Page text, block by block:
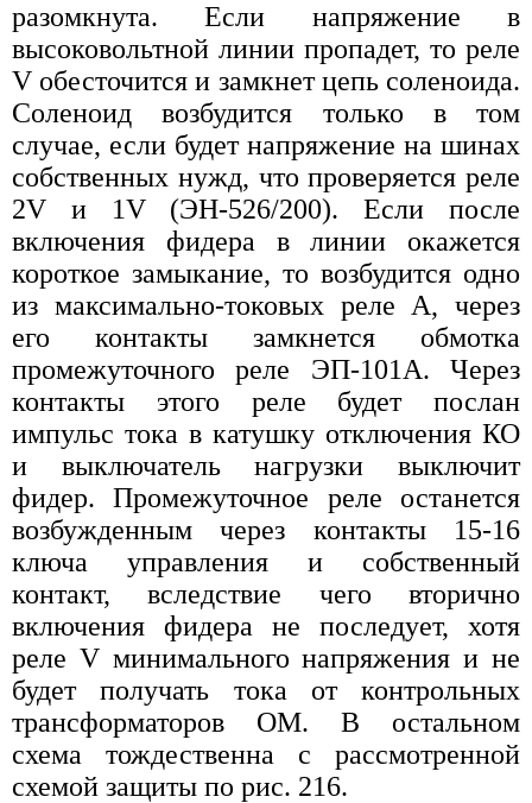
разомкнута. Если напряжение в
высоковольтной линии пропадет, то реле
V обесточится и замкнет цепь соленоида.
Соленоид возбудится только в том
случае, если будет напряжение на шинах
собственных нужд, что проверяется реле
2V и 1V (ЭН-526/200). Если после
включения фидера в линии окажется
короткое замыкание, то возбудится одно
из максимально-токовых реле А, через
его контакты замкнется обмотка
промежуточного реле ЭП-101А. Через
контакты этого реле будет послан
импульс тока в катушку отключения КО
и выключатель нагрузки выключит
фидер. Промежуточное реле останется
возбужденным через контакты 15-16
ключа управления и собственный
контакт, вследствие чего вторично
включения фидера не последует, хотя
реле V минимального напряжения и не
будет получать тока от контрольных
трансформаторов ОМ. В остальном
схема тождественна с рассмотренной
схемой защиты по рис. 216.